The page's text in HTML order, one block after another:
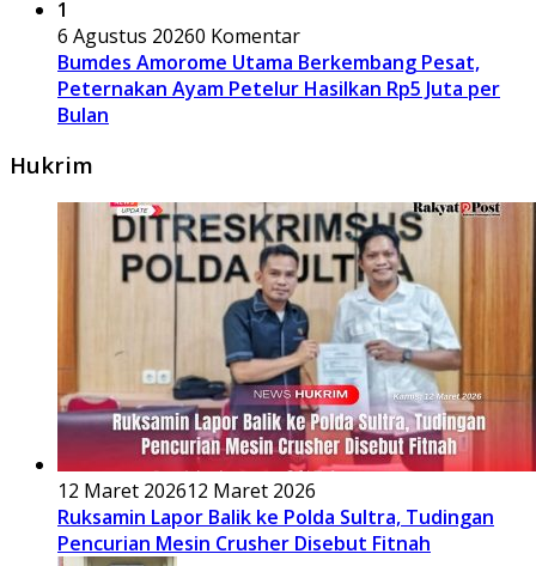
1
6 Agustus 20260 Komentar
Bumdes Amorome Utama Berkembang Pesat,
Peternakan Ayam Petelur Hasilkan Rp5 Juta per
Bulan
Hukrim
12 Maret 202612 Maret 2026
Ruksamin Lapor Balik ke Polda Sultra, Tudingan
Pencurian Mesin Crusher Disebut Fitnah